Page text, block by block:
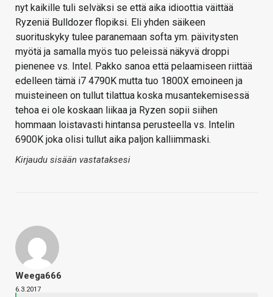
nyt kaikille tuli selväksi se että aika idioottia väittää
Ryzeniä Bulldozer flopiksi. Eli yhden säikeen
suorituskyky tulee paranemaan softa ym. päivitysten
myötä ja samalla myös tuo peleissä näkyvä droppi
pienenee vs. Intel. Pakko sanoa että pelaamiseen riittää
edelleen tämä i7 4790K mutta tuo 1800X emoineen ja
muisteineen on tullut tilattua koska musantekemisessä
tehoa ei ole koskaan liikaa ja Ryzen sopii siihen
hommaan loistavasti hintansa perusteella vs. Intelin
6900K joka olisi tullut aika paljon kalliimmaski.
Kirjaudu sisään vastataksesi
Weega666
6.3.2017